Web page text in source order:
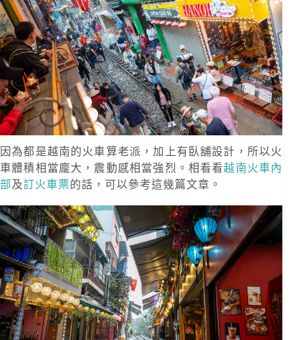
因為都是越南的火車算老派，加上有臥舖設計，所以火
車體積相當龐大，震動感相當強烈。相看看越南火車內
部 及訂火車票的話，可以參考這幾篇文章。